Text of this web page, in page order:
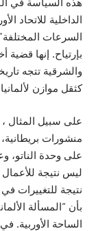
الداخلية للاتحاد
السرعات المختلفة”
بإرتياح. إنها
والشرقية تتجه
كثقل موازن
على سبيل المثال
منشورات
على وحدة
ليس نتيجة للأعمال
نتيجة للتغييرات
بأن “المسألة
الساحة الأوربية.